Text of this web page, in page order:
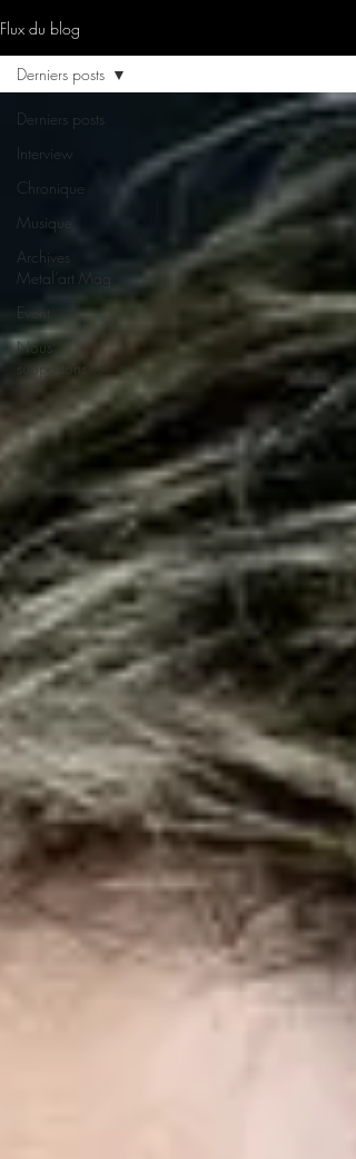
Flux du blog
Derniers posts
Interview
Chronique
Musique
Archives
Metal’art Mag
Event
Nous
supportons…
Derniers posts